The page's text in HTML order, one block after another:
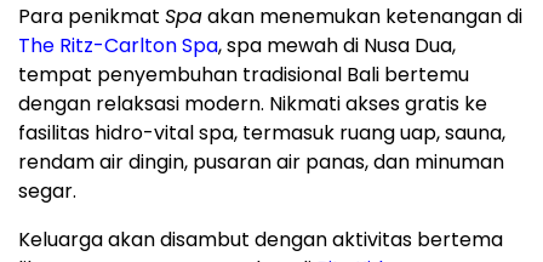
Para penikmat Spaakan menemukan ketenangan di
The Ritz-Carlton Spa, spa mewah di Nusa Dua,
tempat penyembuhan tradisional Bali bertemu
dengan relaksasi modern. Nikmati akses gratis ke
fasilitas hidro-vital spa, termasuk ruang uap, sauna,
rendam air dingin, pusaran air panas, dan minuman
segar.
Keluarga akan disambut dengan aktivitas bertema